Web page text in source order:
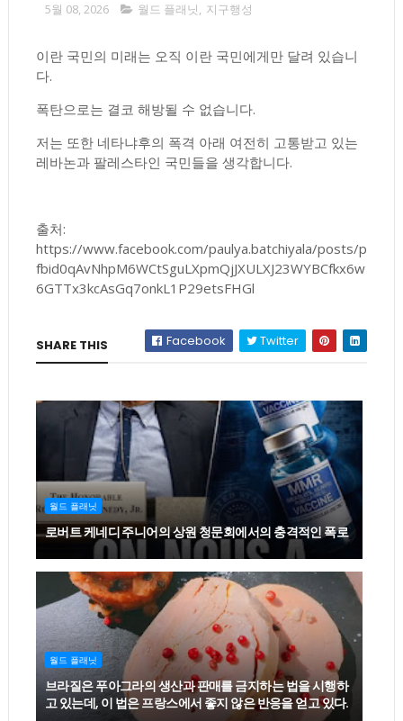
5월 08, 2026 월드 플래닛, 지구행성
이란 국민의 미래는 오직 이란 국민에게만 달려 있습니
다.
폭탄으로는 결코 해방될 수 없습니다.
저는 또한 네타냐후의 폭격 아래 여전히 고통받고 있는
레바논과 팔레스타인 국민들을 생각합니다.
출처:
https://www.facebook.com/paulya.batchiyala/posts/p
fbid0qAvNhpM6WCtSguLXpmQjJXULXJ23WYBCfkx6w
6GTTx3kcAsGq7onkL1P29etsFHGl
SHARE THIS Facebook Twitter
월드 플래닛
로버트 케네디 주니어의 상원 청문회에서의 충격적인 폭로
월드 플래닛
브라질은 푸아그라의 생산과 판매를 금지하는 법을 시행하
고 있는데, 이 법은 프랑스에서 좋지 않은 반응을 얻고 있다.